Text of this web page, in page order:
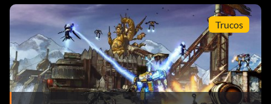
Trucos